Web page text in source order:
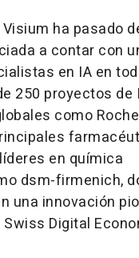
ha pasado
a contar con
en IA en
250 proyectos de
como
en química
dsm-firmenich,
una innovación
Digital